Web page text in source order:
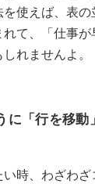
使えば、表
て、「仕事
れませんよ。
に「行を移動
時、わざわ